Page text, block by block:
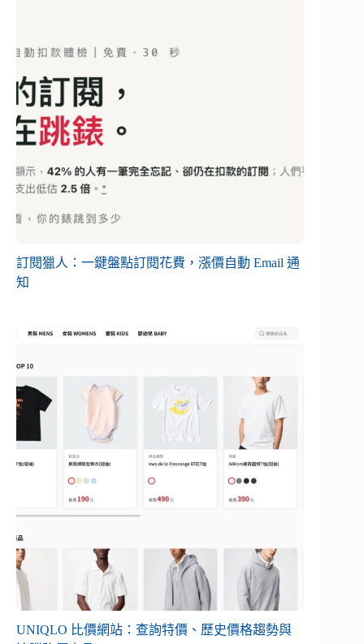
訂閱獵人：一鍵盤點訂閱花費，漲價自動 Email 通
知
UNIQLO 比價網站：查詢特價、歷史價格趨勢與